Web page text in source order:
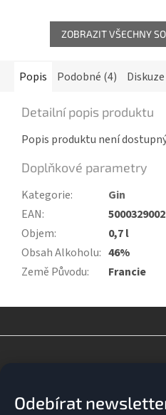
ZOBRAZIT VŠECHNY
Popis Podobné (4) Diskuze
Detailní popis produktu
Popis produktu není
Doplňkové parametry
Kategorie:
Gin
EAN:
Objem:
0,7 l
Obsah Alkoholu: 46%
Země Původu: Francie
Odebírat